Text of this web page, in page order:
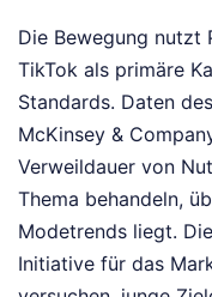
Die Bewegung nutzt
TikTok als primäre
Standards. Daten
McKinsey &
Verweildauer von
Thema behandeln,
Modetrends liegt.
Initiative für das